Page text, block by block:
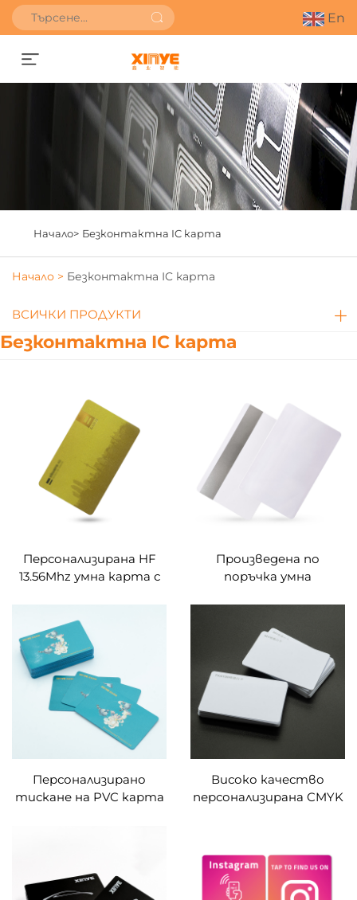
En
Получете оферта
Начало> Безконтактна IC карта
Начало > Безконтактна IC карта
ВСИЧКИ ПРОДУКТИ
Безконтактна IC карта
Персонализирана HF
13.56Mhz умна карта с
бизнес умна карта NFC
карта
Произведена по
поръчка умна
PVC материал RFID
полосова карта
Персонализирано
тискане на PVC карта
и серийен номер
Високо качество
персонализирана CMYK
бизнес карта за
членски карти